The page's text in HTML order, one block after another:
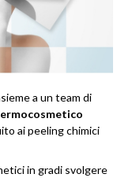
a un team di
ai peeling chimici
in gradi svolgere